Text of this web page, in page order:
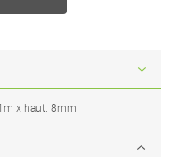
x haut. 8mm